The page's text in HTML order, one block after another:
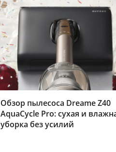
Обзор пылесоса Dreame Z40
AquaCycle Pro: сухая и
уборка без усилий